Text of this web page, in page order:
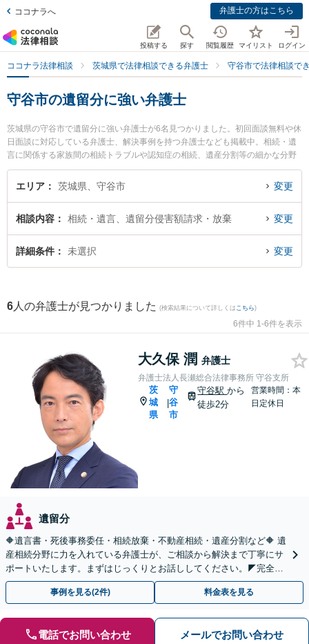
ココナラへ 弁護士の方はこちら
投稿する 探す 閲覧履歴 マイリスト ログイン
ココナラ法律相談 茨城県で法律相談できる弁護士 守谷市で法律相談で
守谷市の遺留分に強い弁護士
茨城県の守谷市で遺留分に強い弁護士が6名見つかりました。初回面談無料や休
日面談に対応している弁護士、解決事例を持つ弁護士なども掲載中。相続・遺
言に関係する家族間の相続トラブルや認知症の相続、遺産分割等の細かな分野
での絞り込み検索もでき便利です。特に弁護士法人長瀬総合法律事務所 守谷支
所の大久保 潤弁護士や市川法律事務所の吉津 和輝弁護士、弁護士法人翠 守谷
護士に相談したい』『遺留分のトラブル解決の実績豊富な近くの弁護士を検索
したい』『初回相談無料で遺留分を法律相談できる守谷市内の弁護士に相談予
約したい』などでお困りの相談者さんにおすすめです。
エリア 茨城県、守谷市 変更
相談内容 相続・遺言、遺留分侵害額請求・放棄 変更
詳細条件 未選択 変更
6 人の弁護士が見つかりました (検索結果について詳しくは こちら)
6件中 1-6件を表示
大久保 潤 弁護士
弁護士法人長瀬総合法律事務所 守谷支所
茨
城
県
|
守
谷
市
守谷駅から
徒歩2分
営業時間：本
日定休日
遺留分
🔶遺言書・死後事務委任・相続放棄・不動産相続・遺産分割など🔶 遺
産相続分野に力を入れている弁護士が、ご相談から解決まで丁寧にサ
ポートいたします。まずはじっくりとお話ししてください。◤完全予
約制・初回法律相談無料◢
事例を見る(2件) 料金表を見る
電話でお問い合わせ メールでお問い合わせ